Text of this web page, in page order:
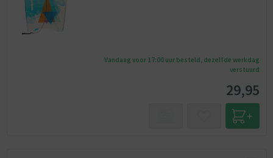
Vandaag voor 17:00 uur besteld, dezelfde werkdag
verstuurd
29,95